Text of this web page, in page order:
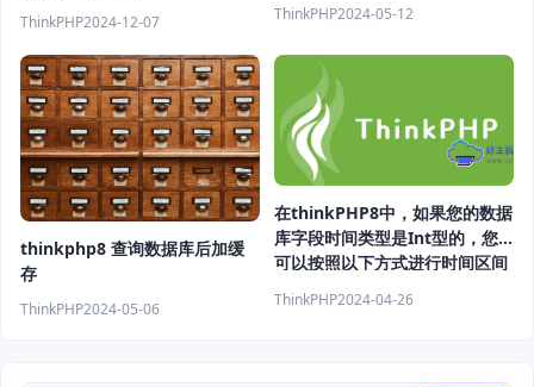
ThinkPHP2024-12-07 ThinkPHP2024-05-12
thinkphp8 查询数据库后加缓
存
ThinkPHP2024-05-06
在thinkPHP8中，如果您的数据
库字段时间类型是Int型的，您
可以按照以下方式进行时间区间
查询的优化
ThinkPHP2024-04-26